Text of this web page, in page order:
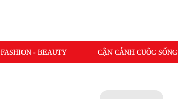
FASHION - BEAUTY CẬN CẢNH CUỘC SỐNG